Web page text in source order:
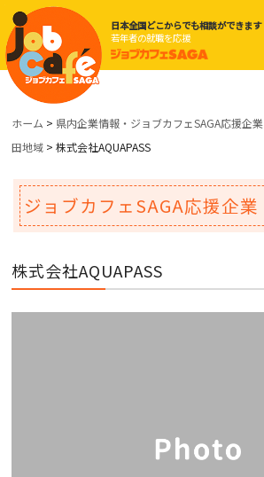
日本全国どこからでも相談ができます
若年者の就職を応援
ホーム > 県内企業情報・ジョブカフェSAGA応援企業
田地域 > 株式会社AQUAPASS
ジョブカフェSAGA応援企業
株式会社AQUAPASS